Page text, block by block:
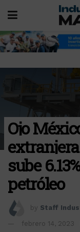
Ojo
sube
petróleo
by Staff
febrero 14, 2023